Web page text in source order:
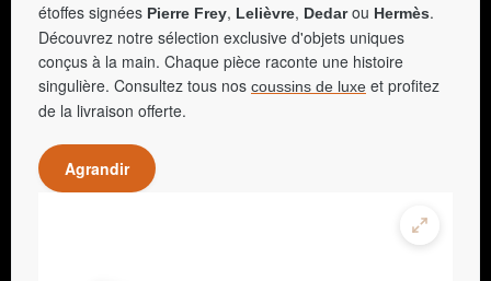
étoffes signées Pierre Frey, Lelièvre, Dedarou Hermès.
Découvrez notre sélection exclusive d'objets uniques
conçus à la main. Chaque pièce raconte une histoire
singulière. Consultez tous nos coussins de luxe et profitez
de la livraison offerte.
Agrandir